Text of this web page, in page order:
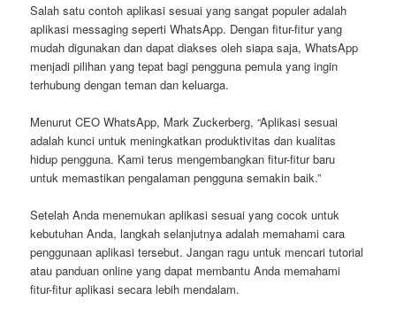
Salah satu contoh aplikasi sesuai yang sangat populer adalah
aplikasi messaging seperti WhatsApp. Dengan fitur-fitur yang
mudah digunakan dan dapat diakses oleh siapa saja, WhatsApp
menjadi pilihan yang tepat bagi pengguna pemula yang ingin
terhubung dengan teman dan keluarga.
Menurut CEO WhatsApp, Mark Zuckerberg, “Aplikasi sesuai
adalah kunci untuk meningkatkan produktivitas dan kualitas
hidup pengguna. Kami terus mengembangkan fitur-fitur baru
untuk memastikan pengalaman pengguna semakin baik.”
Setelah Anda menemukan aplikasi sesuai yang cocok untuk
kebutuhan Anda, langkah selanjutnya adalah memahami cara
penggunaan aplikasi tersebut. Jangan ragu untuk mencari tutorial
atau panduan online yang dapat membantu Anda memahami
fitur-fitur aplikasi secara lebih mendalam.